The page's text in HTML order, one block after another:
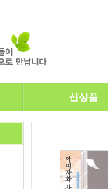
신상품